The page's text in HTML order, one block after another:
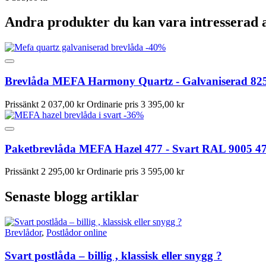
Andra produkter du kan vara intresserad
-40%
Brevlåda MEFA Harmony Quartz - Galvaniserad
Prissänkt 2 037,00 kr Ordinarie pris 3 395,00 kr
-36%
Paketbrevlåda MEFA Hazel 477 - Svart RAL 9005
Prissänkt 2 295,00 kr Ordinarie pris 3 595,00 kr
Senaste blogg artiklar
Brevlådor, Postlådor online
Svart postlåda – billig , klassisk eller snygg ?